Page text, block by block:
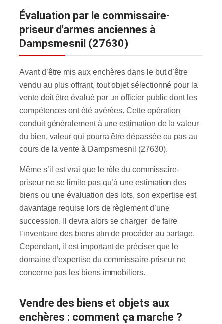
évaluation par le commissaire-
priseur d'armes anciennes à
Dampsmesnil (27630)
Avant d’être mis aux enchères dans le but d’être
vendu au plus offrant, tout objet sélectionné pour la
vente doit être évalué par un officier public dont les
compétences ont été avérées. Cette opération
conduit généralement à une estimation de la valeur
du bien, valeur qui pourra être dépassée ou pas au
cours de la vente à Dampsmesnil (27630).
Même s’il est vrai que le rôle du commissaire-
priseur ne se limite pas qu’à une estimation des
biens ou une évaluation des lots, son expertise est
davantage requise lors de règlement d’une
succession. Il devra alors se charger de faire
l’inventaire des biens afin de procéder au partage.
Cependant, il est important de préciser que le
domaine d’expertise du commissaire-priseur ne
concerne pas les biens immobiliers.
Vendre des biens et objets aux
enchères : comment ça marche ?